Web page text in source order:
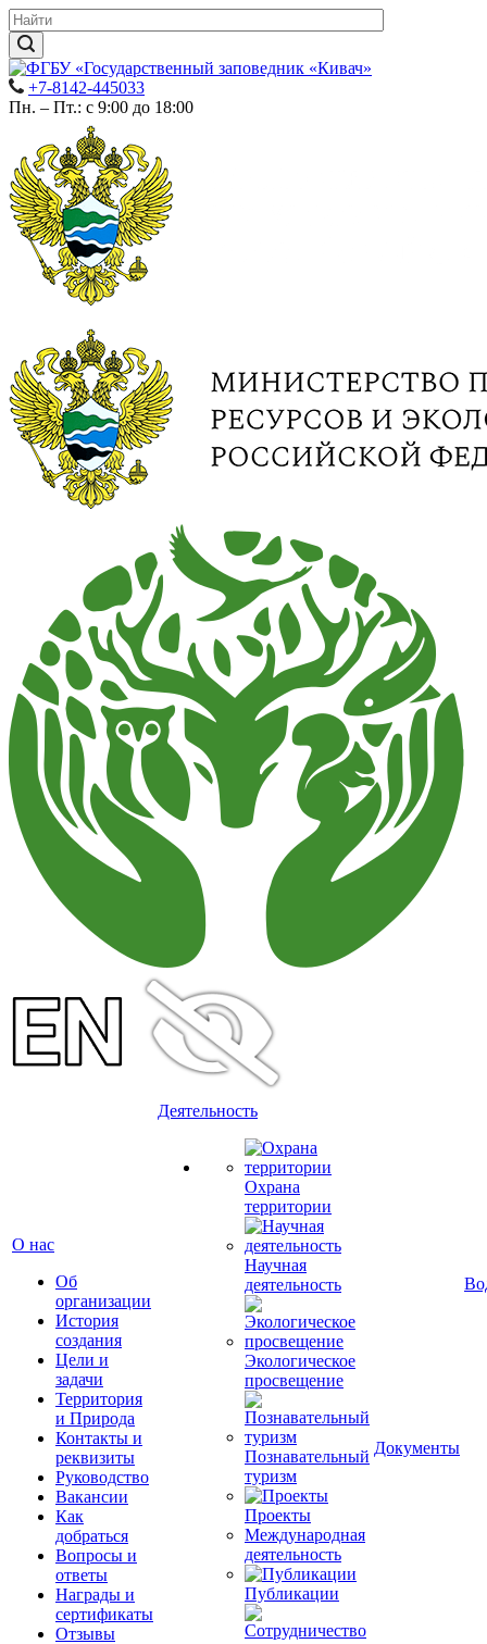
+7-8142-445033
Пн. – Пт.: с 9:00 до 18:00
О нас
Об
организации
История
создания
Цели и
задачи
Территория
и Природа
Контакты и
реквизиты
Руководство
Вакансии
Как
добраться
Вопросы и
ответы
Награды и
сертификаты
Отзывы
Деятельность
Охрана
территории
Научная
деятельность
Экологическое
просвещение
Познавательный
туризм
Проекты
Международная
деятельность
Публикации
Документы